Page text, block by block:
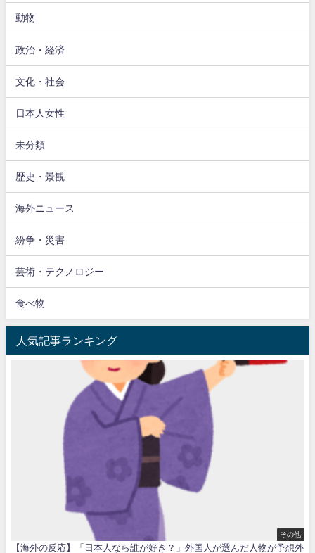
動物
政治・経済
文化・社会
日本人女性
未分類
歴史・景観
海外ニュース
紛争・災害
芸術・テクノロジー
食べ物
人気記事ランキング
その他
【海外の反応】「日本人なら誰が好き？」外国人が選んだ人物が予想外